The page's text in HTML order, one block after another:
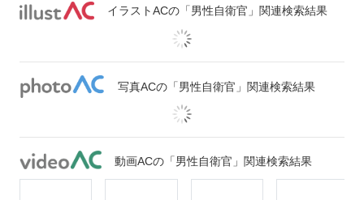
イラストACの「男性自衛官」関連検索結果
写真ACの「男性自衛官」関連検索結果
動画ACの「男性自衛官」関連検索結果